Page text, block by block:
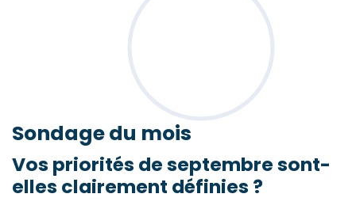
Sondagedu mois
Vos priorités de septembre sont-
elles clairement définies ?